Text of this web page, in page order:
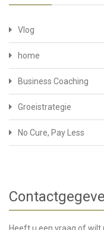
Vlog
home
Business Coaching
Groeistrategie
No Cure, Pay Less